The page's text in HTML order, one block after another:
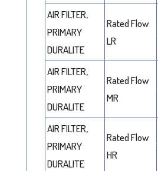
AIR FILTER,
PRIMARY
DURALITE
Rated Flow
LR
AIR FILTER,
PRIMARY
DURALITE
Rated Flow
MR
AIR FILTER,
PRIMARY
DURALITE
Rated Flow
HR